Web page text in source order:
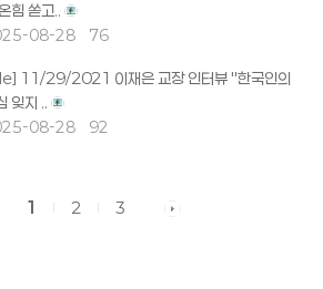
힘 쏟고..
08-28 76
11/29/2021 이재은 교장 인터뷰 "한국인의
잊지 ..
08-28 92
1 2 3